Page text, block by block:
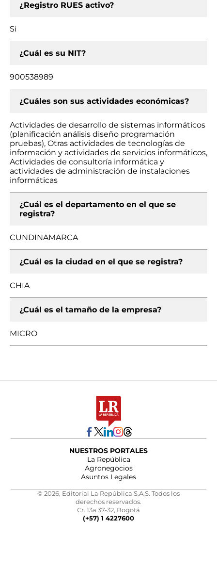
¿Registro RUES activo?
Si
¿Cuál es su NIT?
900538989
¿Cuáles son sus actividades económicas?
Actividades de desarrollo de sistemas informáticos
(planificación análisis diseño programación
pruebas), Otras actividades de tecnologías de
información y actividades de servicios informáticos,
Actividades de consultoría informática y
actividades de administración de instalaciones
informáticas
¿Cuál es el departamento en el que se
registra?
CUNDINAMARCA
¿Cuál es la ciudad en el que se registra?
CHIA
¿Cuál es el tamaño de la empresa?
MICRO
NUESTROS PORTALES
La República
Agronegocios
Asuntos Legales
© 2026, Editorial La República S.A.S. Todos los
derechos reservados.
Cr. 13a 37-32, Bogotá
(+57) 1 4227600